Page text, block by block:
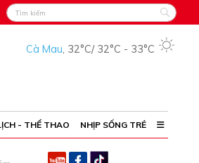
Cà Mau, 32°C/ 32°C - 33°C
- THỂ THAO NHỊP SỐNG TRẺ